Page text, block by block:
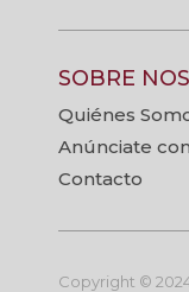
SOBRE
Quiénes
Anúnciate
Contacto
Copyright ©